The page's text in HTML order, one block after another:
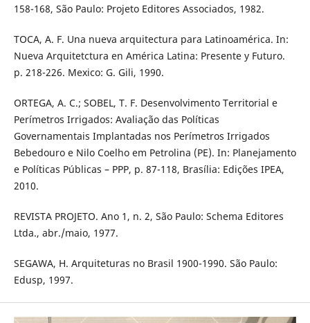
158-168, São Paulo: Projeto Editores Associados, 1982.
TOCA, A. F. Una nueva arquitectura para Latinoamérica. In:
Nueva Arquitetctura en América Latina: Presente y Futuro.
p. 218-226. Mexico: G. Gili, 1990.
ORTEGA, A. C.; SOBEL, T. F. Desenvolvimento Territorial e
Perímetros Irrigados: Avaliação das Políticas
Governamentais Implantadas nos Perímetros Irrigados
Bebedouro e Nilo Coelho em Petrolina (PE). In: Planejamento
e Políticas Públicas – PPP, p. 87-118, Brasília: Edições IPEA,
2010.
REVISTA PROJETO. Ano 1, n. 2, São Paulo: Schema Editores
Ltda., abr./maio, 1977.
SEGAWA, H. Arquiteturas no Brasil 1900-1990. São Paulo:
Edusp, 1997.